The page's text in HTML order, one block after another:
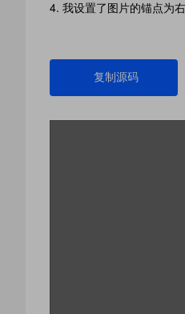
我设置了图片的锚点为
复制源码